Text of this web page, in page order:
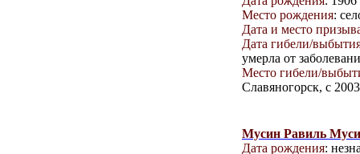
Место рождения:
Дата и место
Дата гибели/
умерла от
Место гибели/
Славяногорск, с
Мусин Равиль
Дата рождения: